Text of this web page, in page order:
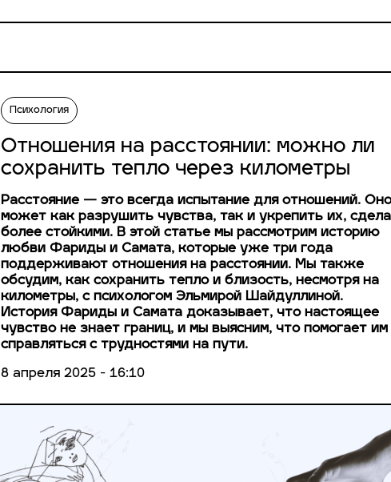
Психология
Отношения на расстоянии: можно ли
сохранить тепло через километры
Расстояние — это всегда испытание для отношений. Оно
может как разрушить чувства, так и укрепить их,
более стойкими. В этой статье мы рассмотрим историю
любви Фариды и Самата, которые уже три года
поддерживают отношения на расстоянии. Мы также
обсудим, как сохранить тепло и близость, несмотря на
километры, с психологом Эльмирой Шайдуллиной.
История Фариды и Самата доказывает, что настоящее
чувство не знает границ, и мы выясним, что помогает им
справляться с трудностями на пути.
8 апреля 2025 - 16:10